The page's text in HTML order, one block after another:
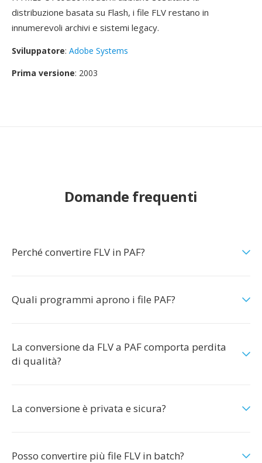
distribuzione basata su Flash, i file FLV restano in
innumerevoli archivi e sistemi legacy.
Sviluppatore: Adobe Systems
Prima versione: 2003
Domande frequenti
Perché convertire FLV in PAF?
Quali programmi aprono i file PAF?
La conversione da FLV a PAF comporta perdita
di qualità?
La conversione è privata e sicura?
Posso convertire più file FLV in batch?